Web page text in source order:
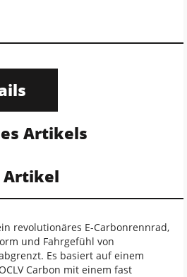
Artikels
Artikel
revolutionäres E-Carbonrennrad,
und Fahrgefühl von
Es basiert auf einem
Carbon mit einem fast